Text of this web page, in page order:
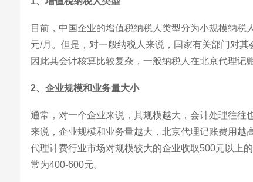
目前，中国企业的增值税纳税人类型分为小规模纳
元/月。但是，对一般纳税人来说，国家有关部门对
因此其会计核算比较复杂，一般纳税人在北京代理记
2、企业规模和业务量大小
通常，对一个企业来说，其规模越大，会计处理往
来说，企业规模和业务量越大，北京代理记账费用
代理计费行业市场对规模较大的企业收取500元以上
常为400-600元。